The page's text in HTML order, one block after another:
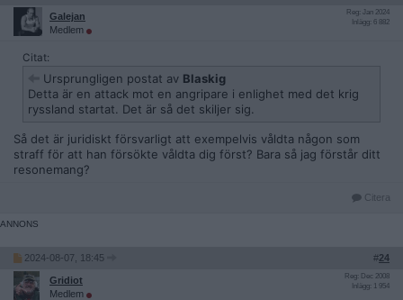
Galejan
Medlem
Reg: Jan 2024
Inlägg: 6 882
Citat:
Ursprungligen postat av Blaskig
Detta är en attack mot en angripare i enlighet med det krig
ryssland startat. Det är så det skiljer sig.
Så det är juridiskt försvarligt att exempelvis våldta någon som
straff för att han försökte våldta dig först? Bara så jag förstår ditt
resonemang?
Citera
2024-08-07, 18:45 #24
Gridiot
Medlem
Reg: Dec 2008
Inlägg: 1 954